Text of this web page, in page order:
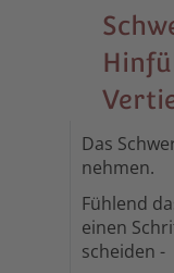
Das
nehmen.
Fühlend
einen
scheiden -